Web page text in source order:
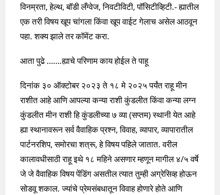
विनम्रता, हेल्थ, बॉडी लँग्वेज, निवटीविटी, पॉसिटीव्हिटी.- ह्यातील
एक तरी विषय खूप चांगला किंवा खूप वाईट गेलाच असेल आठवून
पहा. शक्य झाले तर कॉमेंट करा.
आता पुढे …….ह्याचे परिणाम काय होईल ते पाहू
दिनांक ३० ऑक्टोबर २०२३ ते १८ मे २०२५ पर्यंत राहू मीन
राशीत आहे आणि आपल्या कन्या राशी कुंडलीत किंवा कन्या लग्न
कुंडलीत मीन राशी हि कुंडलीच्या ७ व्या (सप्तम) स्थानी येत आहे
ह्या स्थानावरून सर्व वैवाहिक प्रश्न, विवाह, व्यापार, व्यापारातील
पार्टनरशिप, समोरचा शत्रू, हे विषय पहिले जातात. वरील
कालावधीसाठी राहू इथे १८ महिने असणार म्हणून मागील ४/५ वर्षे
जे जे वैवाहिक विषय पेंडिंग असतील त्यात तुम्ही अग्रेसिव्ह होऊन
सोडवू शकाल. ज्यांचे प्रेमसंबधातून विवाह होणारे होते आणि